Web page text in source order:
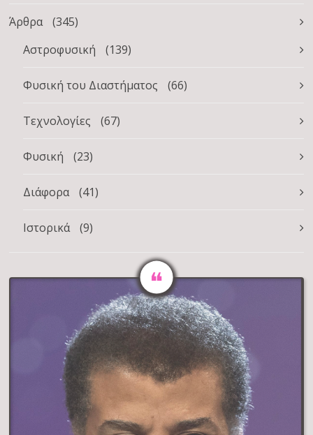
Άρθρα
(345)
Αστροφυσική
(139)
Φυσική του Διαστήματος (66)
Τεχνολογίες (67)
Φυσική (23)
Διάφορα (41)
Ιστορικά (9)